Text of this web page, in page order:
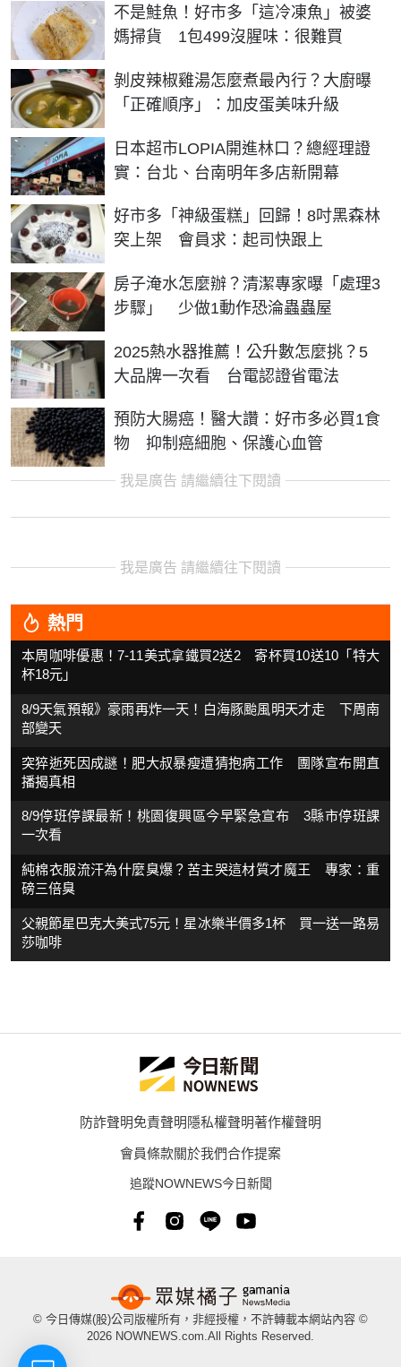
不是鮭魚！好市多「這冷凍魚」被婆
媽掃貨 1包499沒腥味：很難買
剝皮辣椒雞湯怎麼煮最內行？大廚曝
「正確順序」：加皮蛋美味升級
日本超市LOPIA開進林口？總經理證
實：台北、台南明年多店新開幕
好市多「神級蛋糕」回歸！8吋黑森林
突上架 會員求：起司快跟上
房子淹水怎麼辦？清潔專家曝「處理3
步驟」 少做1動作恐淪蟲蟲屋
2025熱水器推薦！公升數怎麼挑？5
大品牌一次看 台電認證省電法
預防大腸癌！醫大讚：好市多必買1食
物 抑制癌細胞、保護心血管
我是廣告 請繼續往下閱讀
我是廣告 請繼續往下閱讀
熱門
本周咖啡優惠！7-11美式拿鐵買2送2 寄杯買10送10「特大
杯18元」
8/9天氣預報》豪雨再炸一天！白海豚颱風明天才走 下周南
部變天
突猝逝死因成謎！肥大叔暴瘦遭猜抱病工作 團隊宣布開直
播揭真相
8/9停班停課最新！桃園復興區今早緊急宣布 3縣市停班課
一次看
純棉衣服流汗為什麼臭爆？苦主哭這材質才魔王 專家：重
磅三倍臭
父親節星巴克大美式75元！星冰樂半價多1杯 買一送一路易
莎咖啡
防詐聲明免責聲明隱私權聲明著作權聲明
會員條款關於我們合作提案
追蹤NOWNEWS今日新聞
© 今日傳媒(股)公司版權所有，非經授權，不許轉載本網站內容 ©
2026 NOWNEWS.com.All Rights Reserved.